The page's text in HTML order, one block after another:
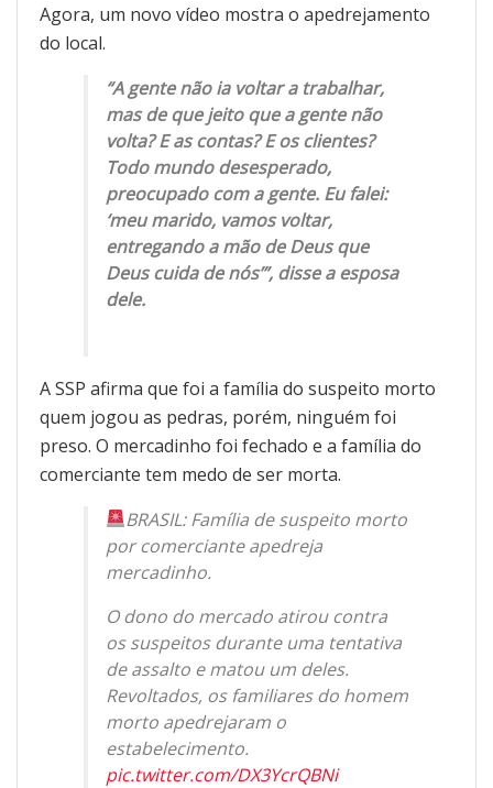
Agora, um novo vídeo mostra o apedrejamento
do local.
“A gente não ia voltar a trabalhar,
mas de que jeito que a gente não
volta? E as contas? E os clientes?
Todo mundo desesperado,
preocupado com a gente. Eu falei:
‘meu marido, vamos voltar,
entregando a mão de Deus que
Deus cuida de nós’”, disse a esposa
dele.
A SSP afirma que foi a família do suspeito morto
quem jogou as pedras, porém, ninguém foi
preso. O mercadinho foi fechado e a família do
comerciante tem medo de ser morta.
BRASIL: Família de suspeito morto
por comerciante apedreja
mercadinho.
O dono do mercado atirou contra
os suspeitos durante uma tentativa
de assalto e matou um deles.
Revoltados, os familiares do homem
morto apedrejaram o
estabelecimento.
pic.twitter.com/DX3YcrQBNi